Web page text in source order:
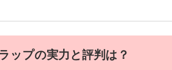
ップの実力と評判は？